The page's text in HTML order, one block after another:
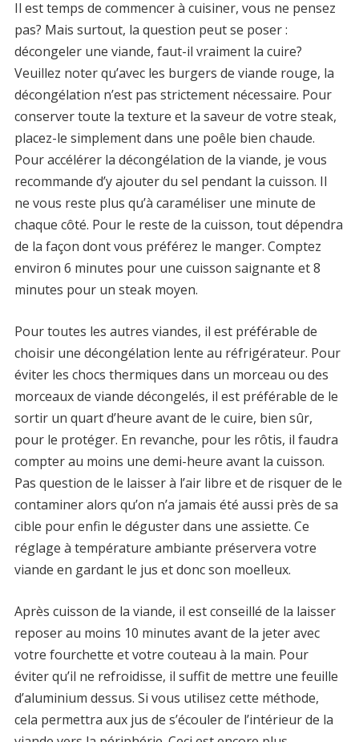
Il est temps de commencer à cuisiner, vous ne pensez
pas? Mais surtout, la question peut se poser :
décongeler une viande, faut-il vraiment la cuire?
Veuillez noter qu’avec les burgers de viande rouge, la
décongélation n’est pas strictement nécessaire. Pour
conserver toute la texture et la saveur de votre steak,
placez-le simplement dans une poêle bien chaude.
Pour accélérer la décongélation de la viande, je vous
recommande d’y ajouter du sel pendant la cuisson. Il
ne vous reste plus qu’à caraméliser une minute de
chaque côté. Pour le reste de la cuisson, tout dépendra
de la façon dont vous préférez le manger. Comptez
environ 6 minutes pour une cuisson saignante et 8
minutes pour un steak moyen.
Pour toutes les autres viandes, il est préférable de
choisir une décongélation lente au réfrigérateur. Pour
éviter les chocs thermiques dans un morceau ou des
morceaux de viande décongelés, il est préférable de le
sortir un quart d’heure avant de le cuire, bien sûr,
pour le protéger. En revanche, pour les rôtis, il faudra
compter au moins une demi-heure avant la cuisson.
Pas question de le laisser à l’air libre et de risquer de le
contaminer alors qu’on n’a jamais été aussi près de sa
cible pour enfin le déguster dans une assiette. Ce
réglage à température ambiante préservera votre
viande en gardant le jus et donc son moelleux.
Après cuisson de la viande, il est conseillé de la laisser
reposer au moins 10 minutes avant de la jeter avec
votre fourchette et votre couteau à la main. Pour
éviter qu’il ne refroidisse, il suffit de mettre une feuille
d’aluminium dessus. Si vous utilisez cette méthode,
cela permettra aux jus de s’écouler de l’intérieur de la